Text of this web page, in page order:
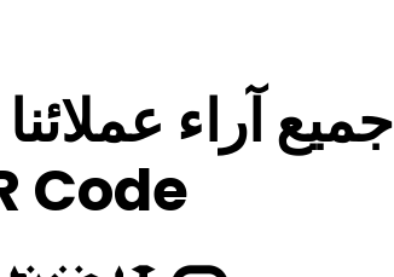
جميع آراء
Code